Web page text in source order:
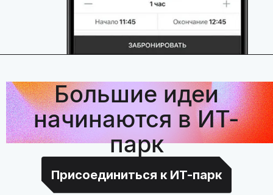
Большие идеи
начинаются в ИТ-
парк
Присоединиться к ИТ-парк